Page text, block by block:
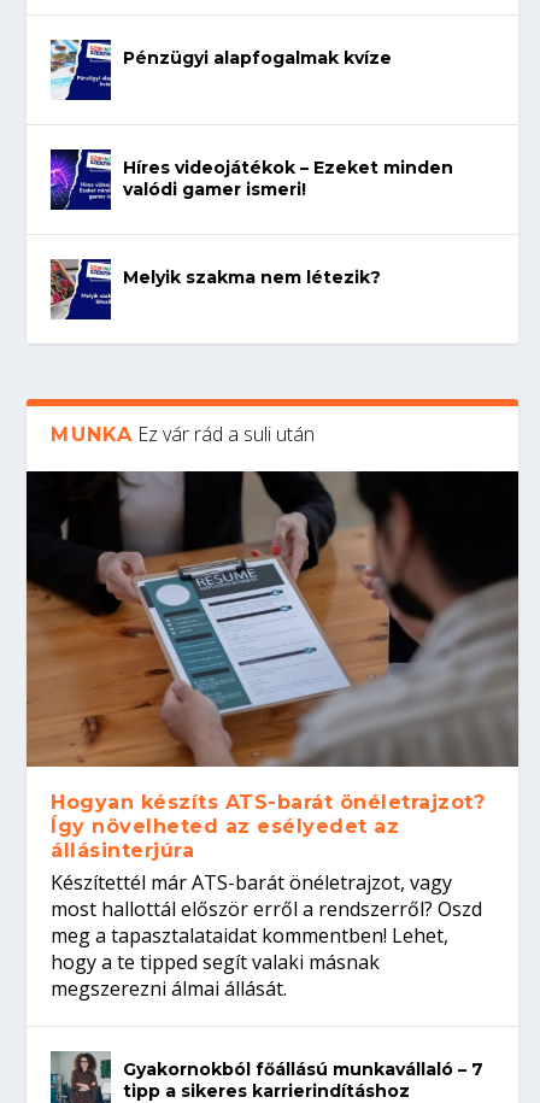
Pénzügyi alapfogalmak kvíze
Híres videojátékok – Ezeket minden
valódi gamer ismeri!
Melyik szakma nem létezik?
MUNKA Ez vár rád a suli után
Hogyan készíts ATS-barát önéletrajzot?
Így növelheted az esélyedet az
állásinterjúra
Készítettél már ATS-barát önéletrajzot, vagy
most hallottál először erről a rendszerről? Oszd
meg a tapasztalataidat kommentben! Lehet,
hogy a te tipped segít valaki másnak
megszerezni álmai állását.
Gyakornokból főállású munkavállaló – 7
tipp a sikeres karrierindításhoz